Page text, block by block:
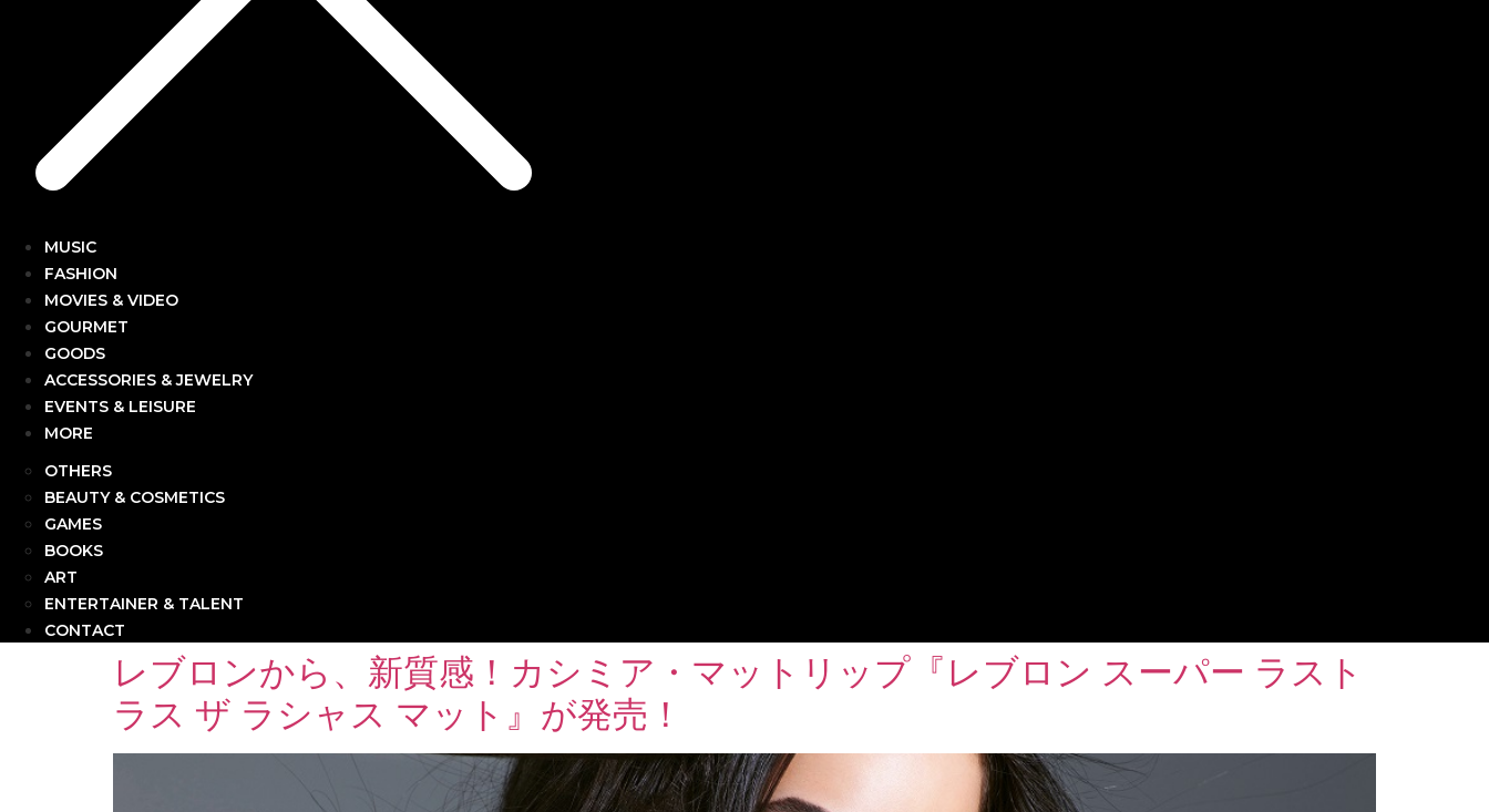
MUSIC
FASHION
MOVIES & VIDEO
GOURMET
GOODS
ACCESSORIES & JEWELRY
EVENTS & LEISURE
MORE
OTHERS
BEAUTY & COSMETICS
GAMES
BOOKS
ART
ENTERTAINER & TALENT
CONTACT
レブロンから、新質感！カシミア・マットリップ『レブロン スーパー ラスト
ラス ザ ラシャス マット』が発売！